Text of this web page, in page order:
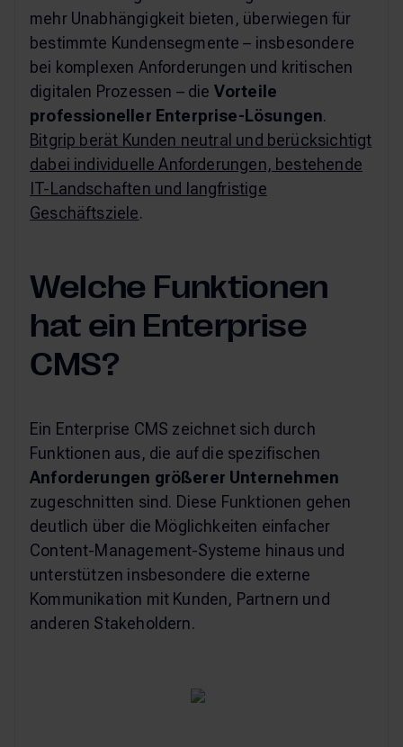
mehr Unabhängigkeit bieten, überwiegen für
bestimmte Kundensegmente – insbesondere
bei komplexen Anforderungen und kritischen
digitalen Prozessen – die Vorteile
professioneller Enterprise-Lösungen.
Bitgrip berät Kunden neutral und berücksichtigt
dabei individuelle Anforderungen, bestehende
IT-Landschaften und langfristige
Geschäftsziele.
Welche Funktionen
hat ein Enterprise
CMS?
Ein Enterprise CMS zeichnet sich durch
Funktionen aus, die auf die spezifischen
Anforderungen größerer Unternehmen
zugeschnitten sind. Diese Funktionen gehen
deutlich über die Möglichkeiten einfacher
Content-Management-Systeme hinaus und
unterstützen insbesondere die externe
Kommunikation mit Kunden, Partnern und
anderen Stakeholdern.